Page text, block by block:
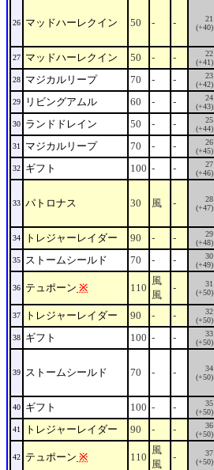
26 マッドハーレクイン 50 - -
21
(+40)
27 マッドハーレクイン 50 - -
22
(+41)
28 マジカルリープ 70 - -
23
(+42)
29 リビングアムル 60 - -
24
(+43)
30 ランドドレイン 50 - -
25
(+44)
31 マジカルリープ 70 - -
26
(+45)
32 ギフト 100 - -
27
(+46)
33 パトロナス 30 風 -
28
(+47)
34 トレジャーレイダー 90 - -
29
(+48)
35 ストームシールド 70 - -
30
(+49)
36 テュポーン ※ 110
風
風
-
31
(+50)
37 トレジャーレイダー 90 - -
32
(+50)
38 ギフト 100 - -
33
(+50)
39 ストームシールド 70 - -
34
(+50)
40 ギフト 100 - -
35
(+50)
41 トレジャーレイダー 90 - -
36
(+50)
42 テュポーン ※ 110
風
風
-
37
(+50)